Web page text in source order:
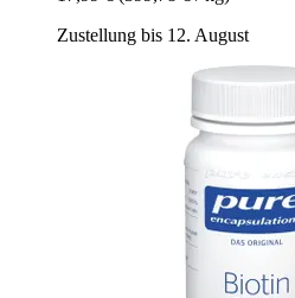
Zustellung bis 12. August